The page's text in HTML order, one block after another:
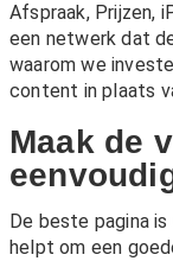
Afspraak, Prijzen,
een netwerk dat
waarom we
content in plaats
Maak de
De beste pagina
helpt om een